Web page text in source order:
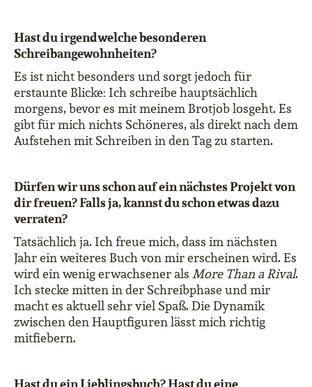
Hast du irgendwelche besonderen
Schreibangewohnheiten?
Es ist nicht besonders und sorgt jedoch für
erstaunte Blicke: Ich schreibe hauptsächlich
morgens, bevor es mit meinem Brotjob losgeht. Es
gibt für mich nichts Schöneres, als direkt nach dem
Aufstehen mit Schreiben in den Tag zu starten.
Dürfen wir uns schon auf ein nächstes Projekt von
dir freuen? Falls ja, kannst du schon etwas dazu
verraten?
Tatsächlich ja. Ich freue mich, dass im nächsten
Jahr ein weiteres Buch von mir erscheinen wird. Es
wird ein wenig erwachsener als More Than a Rival.
Ich stecke mitten in der Schreibphase und mir
macht es aktuell sehr viel Spaß. Die Dynamik
zwischen den Hauptfiguren lässt mich richtig
mitfiebern.
Hast du ein Lieblingsbuch? Hast du eine